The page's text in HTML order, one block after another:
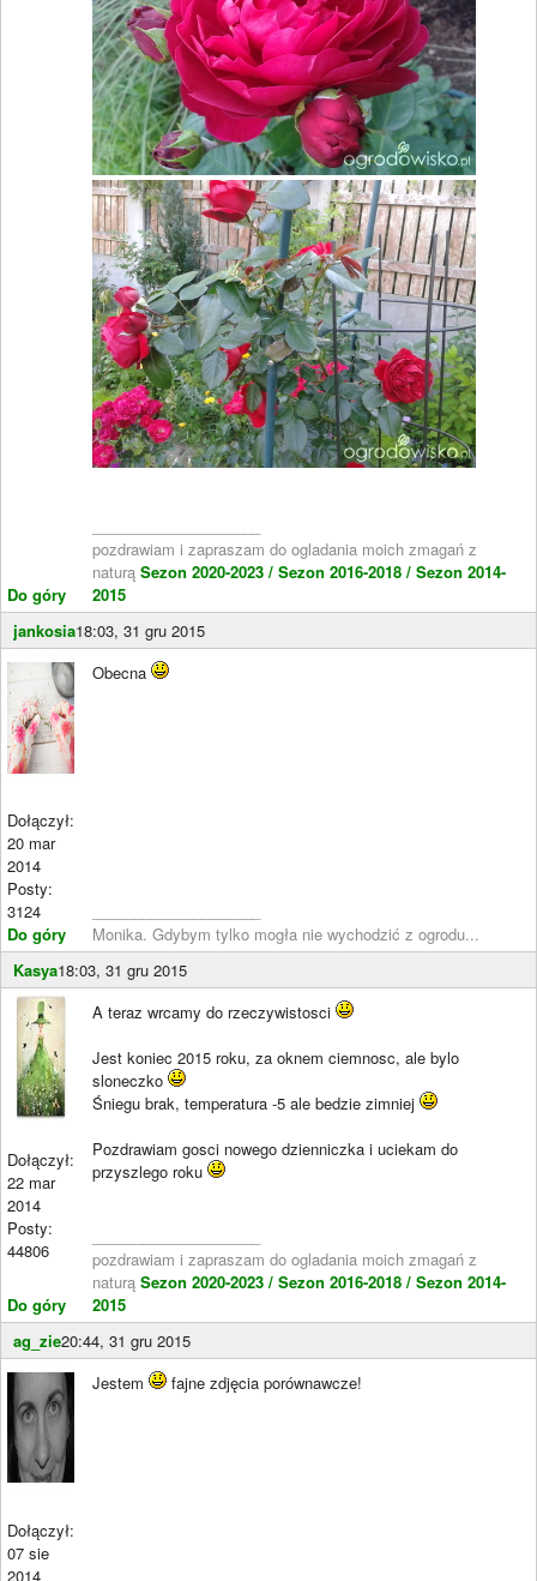
Do góry
pozdrawiam i zapraszam do ogladania moich zmagań z
naturą Sezon 2020-2023 / Sezon 2016-2018 / Sezon 2014-
2015
jankosia18:03, 31 gru 2015
Dołączył:
20 mar
2014
Posty:
3124
Do góry
Obecna
Monika. Gdybym tylko mogła nie wychodzić z ogrodu...
Kasya18:03, 31 gru 2015
Dołączył:
22 mar
2014
Posty:
44806
Do góry
A teraz wrcamy do rzeczywistosci
Jest koniec 2015 roku, za oknem ciemnosc, ale bylo
sloneczko
Śniegu brak, temperatura -5 ale bedzie zimniej
Pozdrawiam gosci nowego dzienniczka i uciekam do
przyszlego roku
pozdrawiam i zapraszam do ogladania moich zmagań z
naturą Sezon 2020-2023 / Sezon 2016-2018 / Sezon 2014-
2015
ag_zie20:44, 31 gru 2015
Dołączył:
07 sie
2014
Jestem fajne zdjęcia porównawcze!